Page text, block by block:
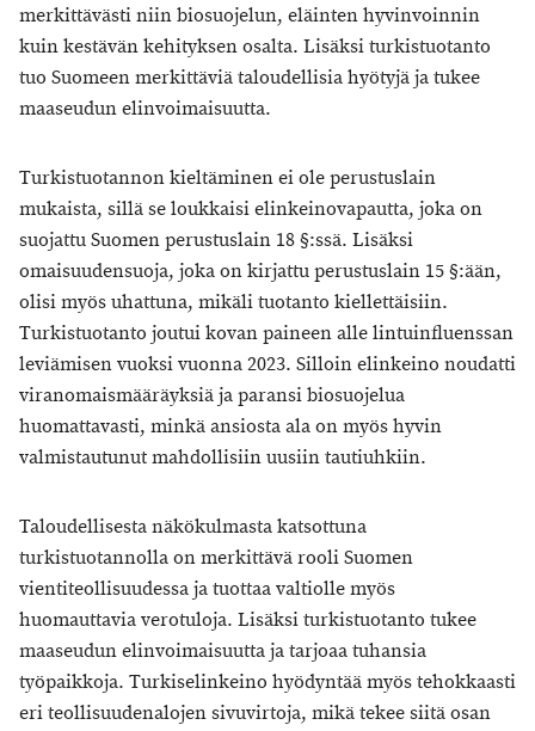
merkittävästi niin biosuojelun, eläinten hyvinvoinnin
kuin kestävän kehityksen osalta. Lisäksi turkistuotanto
tuo Suomeen merkittäviä taloudellisia hyötyjä ja tukee
maaseudun elinvoimaisuutta.
Turkistuotannon kieltäminen ei ole perustuslain
mukaista, sillä se loukkaisi elinkeinovapautta, joka on
suojattu Suomen perustuslain 18 §:ssä. Lisäksi
omaisuudensuoja, joka on kirjattu perustuslain 15 §:ään,
olisi myös uhattuna, mikäli tuotanto kiellettäisiin.
Turkistuotanto joutui kovan paineen alle lintuinfluenssan
leviämisen vuoksi vuonna 2023. Silloin elinkeino noudatti
viranomaismääräyksiä ja paransi biosuojelua
huomattavasti, minkä ansiosta ala on myös hyvin
valmistautunut mahdollisiin uusiin tautiuhkiin.
Taloudellisesta näkökulmasta katsottuna
turkistuotannolla on merkittävä rooli Suomen
vientiteollisuudessa ja tuottaa valtiolle myös
huomauttavia verotuloja. Lisäksi turkistuotanto tukee
maaseudun elinvoimaisuutta ja tarjoaa tuhansia
työpaikkoja. Turkiselinkeino hyödyntää myös tehokkaasti
eri teollisuudenalojen sivuvirtoja, mikä tekee siitä osan